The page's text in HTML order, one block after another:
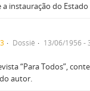
instauração do
Dossiê
13/06/1956 -
“Para Todos”,
autor.